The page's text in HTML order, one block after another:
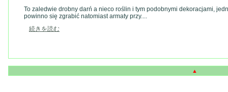
To zaledwie drobny darń a nieco roślin i tym podobnymi dekoracjami,
powinno się zgrabić natomiast armaty przy....
続きを読む
▲